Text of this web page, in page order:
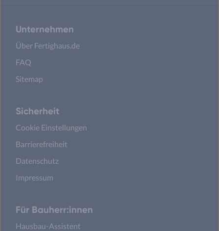
Unternehmen
Über Fertighaus.de
FAQ
Sitemap
Sicherheit
Cookie Einstellungen
Barrierefreiheit
Datenschutz
Impressum
Für Bauherr:innen
Hausbau-Assistent